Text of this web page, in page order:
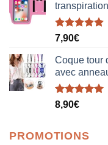
Note5.00
7,90€
Coque tour
avec
Note5.00
8,90€
PROMOTIONS